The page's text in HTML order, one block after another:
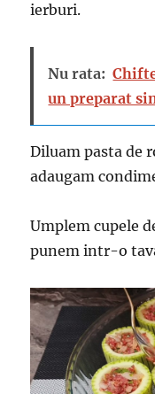
ierburi.
Nu rata:
un preparat
Diluam pasta de
adaugam
Umplem cupele
punem intr-o